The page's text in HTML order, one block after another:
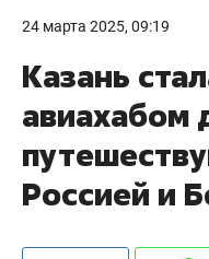
24 марта 2025, 09:19
Казань
авиахабом
Россией и